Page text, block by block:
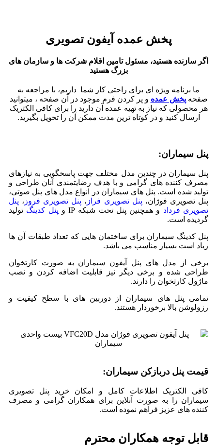
پخش عمده آیفون تصویری
اگر سازنده هستید، مسئول تامین اقلام شركت ها و سازمان های
بزرگ هستید
ما برنامه ویژه ای برای راحتی کار شما داریم، با مراجعه به
صفحهپخش عمده و پر کردن فرم موجود در آن صفحه ، میتوانید
هر محصولی که نیاز به تهیه عمده آن دارید را برای کافی الکتریک
ارسال کنید و در کوتاه ترین مدت ممکن آن را تحویل بگیرید.
پنل سیماران:
پنل سیماران در چندین مدل مختلف جهت پاسخگویی به نیازهای
مصرف کننده های گرامی و با هدف رضایتمندی آنان طراحی و
تولید شده است. پنل های سیماران در انواع مدل های پنل صوتی،
پنل تصویری فوژان، پنل تصویری فراز ، پنل تصویری فروز ، پنل
تصویری فرداد و همچنین پنل تحت شبکه IP و پنل کدینگ تولید
گردیده است.
پنل کدینگ سیماران برای ساختمان هایی که تعداد طبقات آن ها
زیاد است بسیار مناسب می باشد.
برخی از مدل های پنل آیفون سیماران به صورت کارتخوان
طراحی شده و برخی دیگر نیز قابلیت اضافه کردن و نصب
ماژول کارتخوان را دارند.
تمامی پنل های سیماران از دوربین های با سطح کیفیت و
رزولوشن بالا برخوردار هستند.
قیمت پنل دربازکن سیماران:
کافی الکتریک اطلاعات کامل و امکان خرید پنل تصویری
سیماران را به صورت آنلاین برای همکاران گرامی و مصرف
کننده های عزیز فراهم نموده است.
قابل توجه همکاران محترم